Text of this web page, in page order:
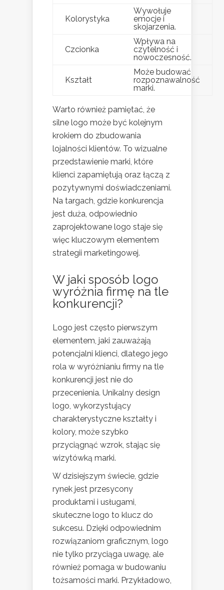
Kolorystyka
Wywołuje
emocje i
skojarzenia.
Czcionka
Wpływa na
czytelność i
nowoczesność.
Kształt
Może budować
rozpoznawalność
marki.
Warto również pamiętać, że
silne logo może być kolejnym
krokiem do zbudowania
lojalności klientów. To wizualne
przedstawienie marki, które
klienci zapamiętują oraz łączą z
pozytywnymi doświadczeniami.
Na targach, gdzie konkurencja
jest duża, odpowiednio
zaprojektowane logo staje się
więc kluczowym elementem
strategii marketingowej.
W jaki sposób logo
wyróżnia firmę na tle
konkurencji?
Logo jest często pierwszym
elementem, jaki zauważają
potencjalni klienci, dlatego jego
rola w wyróżnianiu firmy na tle
konkurencji jest nie do
przecenienia. Unikalny design
logo, wykorzystujący
charakterystyczne kształty i
kolory, może szybko
przyciągnąć wzrok, stając się
wizytówką marki.
W dzisiejszym świecie, gdzie
rynek jest przesycony
produktami i usługami,
skuteczne logo to klucz do
sukcesu. Dzięki odpowiednim
rozwiązaniom graficznym, logo
nie tylko przyciąga uwagę, ale
również pomaga w budowaniu
tożsamości marki. Przykładowo,